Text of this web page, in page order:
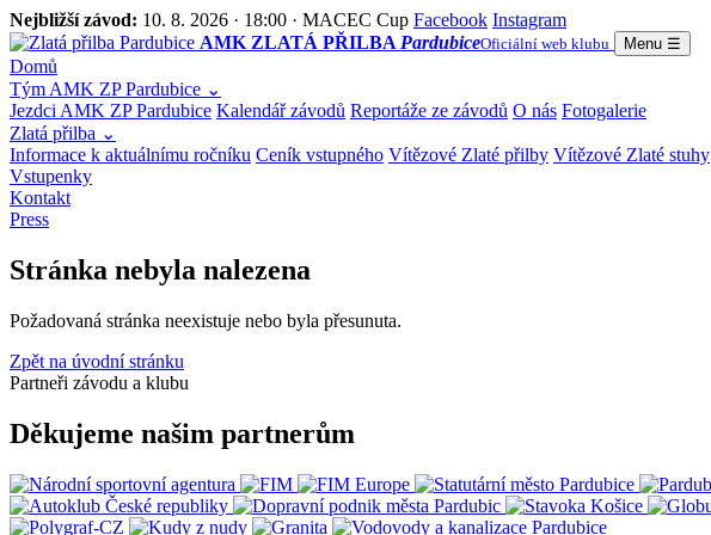
Nejbližší závod: 10. 8. 2026 · 18:00 · MACEC Cup Facebook Instagram
AMK ZLATÁ PŘILBA PardubiceOficiální web klubu Menu ☰
Domů
Tým AMK ZP Pardubice ⌄
Jezdci AMK ZP Pardubice Kalendář závodů Reportáže ze závodů O nás Fotogalerie
Zlatá přilba ⌄
Informace k aktuálnímu ročníku Ceník vstupného Vítězové Zlaté přilby Vítězové Zlaté stuhy
Vstupenky
Kontakt
Press
Stránka nebyla nalezena
Požadovaná stránka neexistuje nebo byla přesunuta.
Zpět na úvodní stránku
Partneři závodu a klubu
Děkujeme našim partnerům